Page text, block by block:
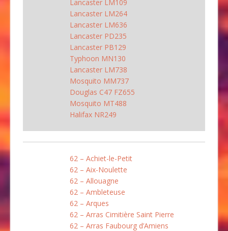
Lancaster LM109
Lancaster LM264
Lancaster LM636
Lancaster PD235
Lancaster PB129
Typhoon MN130
Lancaster LM738
Mosquito MM737
Douglas C47 FZ655
Mosquito MT488
Halifax NR249
62 – Achiet-le-Petit
62 – Aix-Noulette
62 – Allouagne
62 – Ambleteuse
62 – Arques
62 – Arras Cimitière Saint Pierre
62 – Arras Faubourg d’Amiens